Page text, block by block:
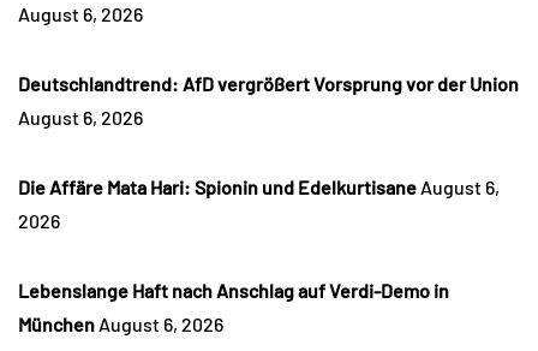
August 6, 2026
Deutschlandtrend: AfD vergrößert Vorsprung vor der Union
August 6, 2026
Die Affäre Mata Hari: Spionin und Edelkurtisane August 6,
2026
Lebenslange Haft nach Anschlag auf Verdi-Demo in
München August 6, 2026